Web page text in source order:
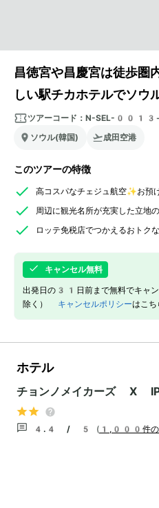
昌徳宮や昌慶宮は徒歩圏
しい駅チカホテルでソウ
ツアーコード： N-SEL-
ソウル(韓国)
成田空港
このツアーの特徴
高コスパなチェジュ航空✨お
周辺に観光名所が充実した立地
ロッテ免税店でつかえるおト
キャンセル無料
出発日の31日前まで無料でキャ
除く） キャンセルポリシーはこち
ホテル
チョンノメイカーズ X
4.4 / 5 ( 1,000件の